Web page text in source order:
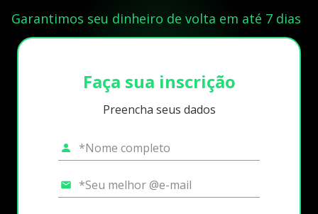
Garantimos seu dinheiro de volta em até 7 dias
Faça sua inscrição
Preencha seus dados